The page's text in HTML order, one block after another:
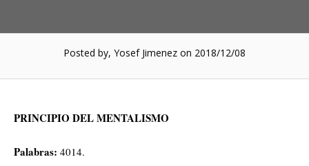
Posted by, Yosef Jimenez on 2018/12/08
PRINCIPIO DEL MENTALISMO
Palabras: 4014.